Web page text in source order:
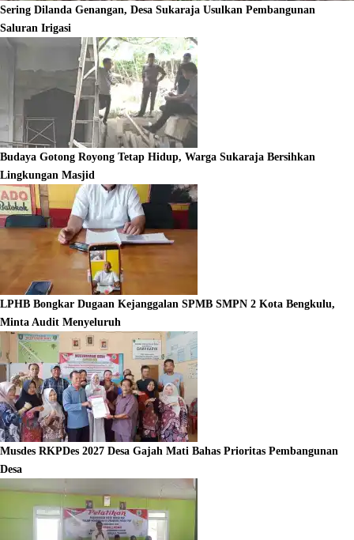
Sering Dilanda Genangan, Desa Sukaraja Usulkan Pembangunan
Saluran Irigasi
Budaya Gotong Royong Tetap Hidup, Warga Sukaraja Bersihkan
Lingkungan Masjid
LPHB Bongkar Dugaan Kejanggalan SPMB SMPN 2 Kota Bengkulu,
Minta Audit Menyeluruh
Musdes RKPDes 2027 Desa Gajah Mati Bahas Prioritas Pembangunan
Desa